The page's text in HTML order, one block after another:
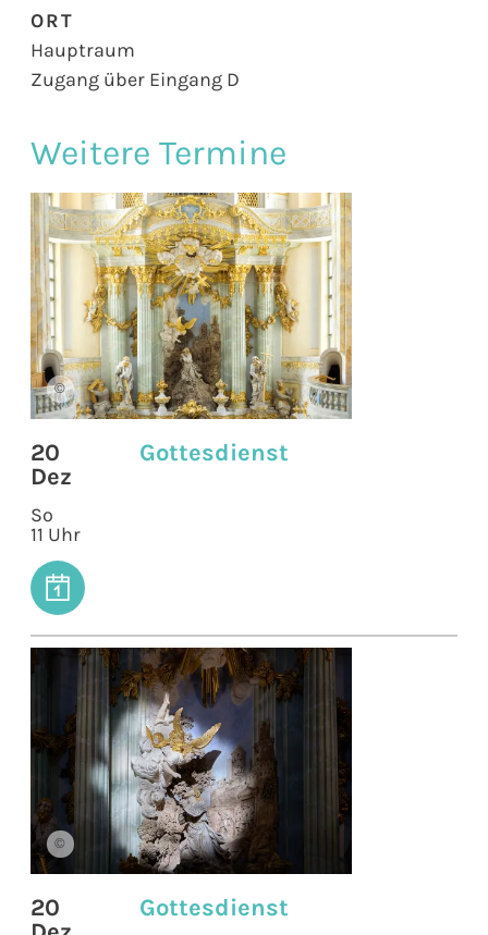
ORT
Hauptraum
Zugang über Eingang D
Weitere Termine
©
20
Dez
So
11 Uhr
Gottesdienst
©
20
Gottesdienst